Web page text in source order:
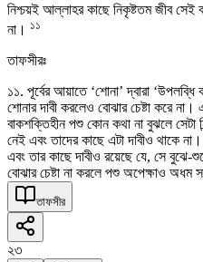
নিশ্চয়ই আল্লাহর কাছে নিকৃষ্টতম জীব সেই
না। ১১
তাফসীরঃ
১১. পূর্বের আয়াতে ‘শোনা’ দ্বারা
শোনার দাবী করলেও বোঝার চেষ্টা করে
বাকশক্তিহীন পশু কোন কথা না বুঝলে সেটা
নেই এবং তাদের কাছে এটা দাবীও থাকে
এবং তার কাছে দাবীও রয়েছে যে, সে
বোঝার চেষ্টা না করলে পশু অপেক্ষাও অধম
তাফসীর
২৩